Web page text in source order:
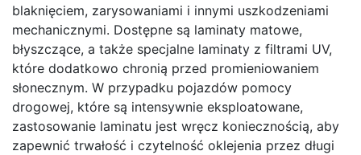
blaknięciem, zarysowaniami i innymi uszkodzeniami
mechanicznymi. Dostępne są laminaty matowe,
błyszczące, a także specjalne laminaty z filtrami UV,
które dodatkowo chronią przed promieniowaniem
słonecznym. W przypadku pojazdów pomocy
drogowej, które są intensywnie eksploatowane,
zastosowanie laminatu jest wręcz koniecznością, aby
zapewnić trwałość i czytelność oklejenia przez długi